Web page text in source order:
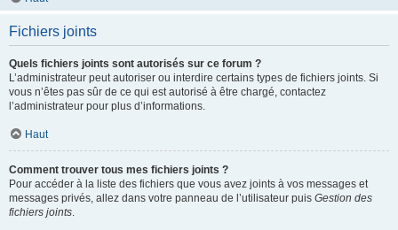
Fichiers joints
Quels fichiers joints sont autorisés sur ce forum ?
L’administrateur peut autoriser ou interdire certains types de fichiers joints. Si
vous n’êtes pas sûr de ce qui est autorisé à être chargé, contactez
l’administrateur pour plus d’informations.
Haut
Comment trouver tous mes fichiers joints ?
Pour accéder à la liste des fichiers que vous avez joints à vos messages et
messages privés, allez dans votre panneau de l’utilisateur puis Gestion des
fichiers joints.